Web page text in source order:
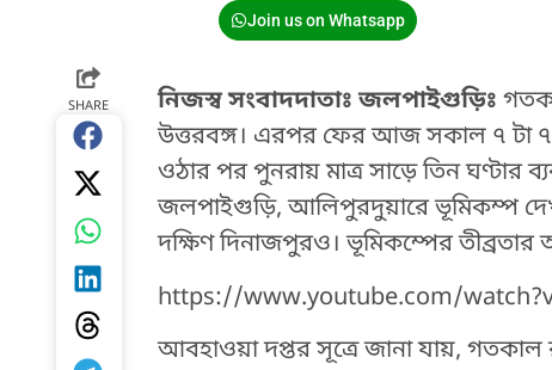
Join us on Whatsapp
SHARE নিজস্ব সংবাদদাতাঃ জলপাইগুড়িঃ
উত্তরবঙ্গ। এরপর ফের আজ সকাল ৭ টা ৭
ওঠার পর পুনরায় মাত্র সাড়ে তিন ঘণ্টার
জলপাইগুড়ি, আলিপুরদুয়ারে ভূমিকম্প
দক্ষিণ দিনাজপুরও। ভূমিকম্পের
https://www.youtube.com/
আবহাওয়া দপ্তর সূত্রে জানা যায়, গতকাল